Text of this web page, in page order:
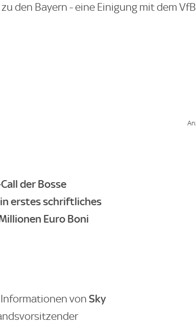
den Bayern - eine Einigung mit dem VfB
der Bosse
erstes schriftliches
Euro Boni
von Sky